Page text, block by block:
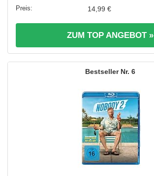
14,99 €
ZUM TOP ANGEBOT »
6